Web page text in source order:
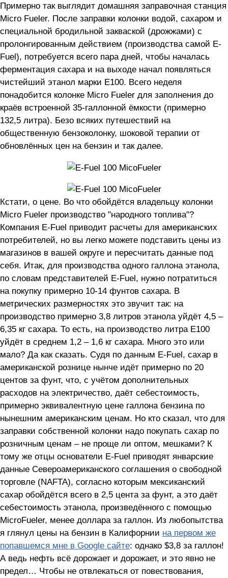
Примерно так выглядит домашняя заправочная станция
Micro Fueler. После заправки колонки водой, сахаром и
специальной бродильной закваской (дрожжами) с
пролонгированным действием (производства самой E-
Fuel), потребуется всего пара дней, чтобы началась
ферментация сахара и на выходе начал появляться
чистейший этанол марки E100. Всего неделя
понадобится колонке Micro Fueler для заполнения до
краёв встроенной 35-галлонной ёмкости (примерно
132,5 литра). Безо всяких путешествий на
общественную бензоколонку, шоковой терапии от
обновлённых цен на бензин и так далее.
Кстати, о цене. Во что обойдётся владельцу колонки
Micro Fueler производство "народного топлива"?
Компания E-Fuel приводит расчеты для американских
потребителей, но вы легко можете подставить цены из
магазинов в вашей округе и пересчитать данные под
себя. Итак, для производства одного галлона этанола,
по словам представителей E-Fuel, нужно потратиться
на покупку примерно 10-14 фунтов сахара. В
метрических размерностях это звучит так: на
производство примерно 3,8 литров этанола уйдёт 4,5 –
6,35 кг сахара. То есть, на производство литра Е100
уйдёт в среднем 1,2 – 1,6 кг сахара. Много это или
мало? Да как сказать. Судя по данным E-Fuel, сахар в
американской рознице нынче идёт примерно по 20
центов за фунт, что, с учётом дополнительных
расходов на электричество, даёт себестоимость,
примерно эквивалентную цене галлона бензина по
нынешним американским ценам. Но кто сказал, что для
заправки собственной колонки надо покупать сахар по
розничным ценам – не проще ли оптом, мешками? К
тому же отцы основатели E-Fuel приводят январские
данные Североамериканского соглашения о свободной
торговле (NAFTA), согласно которым мексиканский
сахар обойдётся всего в 2,5 цента за фунт, а это даёт
себестоимость этанола, произведённого с помощью
MicroFueler, менее доллара за галлон. Из любопытства
я глянул цены на бензин в Калифорнии на первом же
попавшемся мне в Google сайте: однако $3,8 за галлон!
А ведь нефть всё дорожает и дорожает, и это явно не
предел… Чтобы не отвлекаться от повествования,